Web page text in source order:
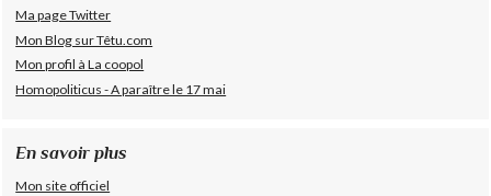
Ma page Twitter
Mon Blog sur Têtu.com
Mon profil à La coopol
Homopoliticus - A paraître le 17 mai
En savoir plus
Mon site officiel